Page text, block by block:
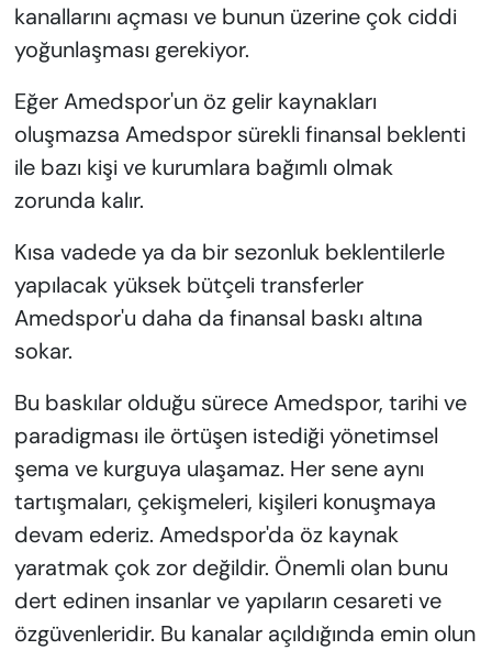
kanallarını açması ve bunun üzerine çok ciddi
yoğunlaşması gerekiyor.
Eğer Amedspor'un öz gelir kaynakları
oluşmazsa Amedspor sürekli finansal beklenti
ile bazı kişi ve kurumlara bağımlı olmak
zorunda kalır.
Kısa vadede ya da bir sezonluk beklentilerle
yapılacak yüksek bütçeli transferler
Amedspor'u daha da finansal baskı altına
sokar.
Bu baskılar olduğu sürece Amedspor, tarihi ve
paradigması ile örtüşen istediği yönetimsel
şema ve kurguya ulaşamaz. Her sene aynı
tartışmaları, çekişmeleri, kişileri konuşmaya
devam ederiz. Amedspor'da öz kaynak
yaratmak çok zor değildir. Önemli olan bunu
dert edinen insanlar ve yapıların cesareti ve
özgüvenleridir. Bu kanalar açıldığında emin olun